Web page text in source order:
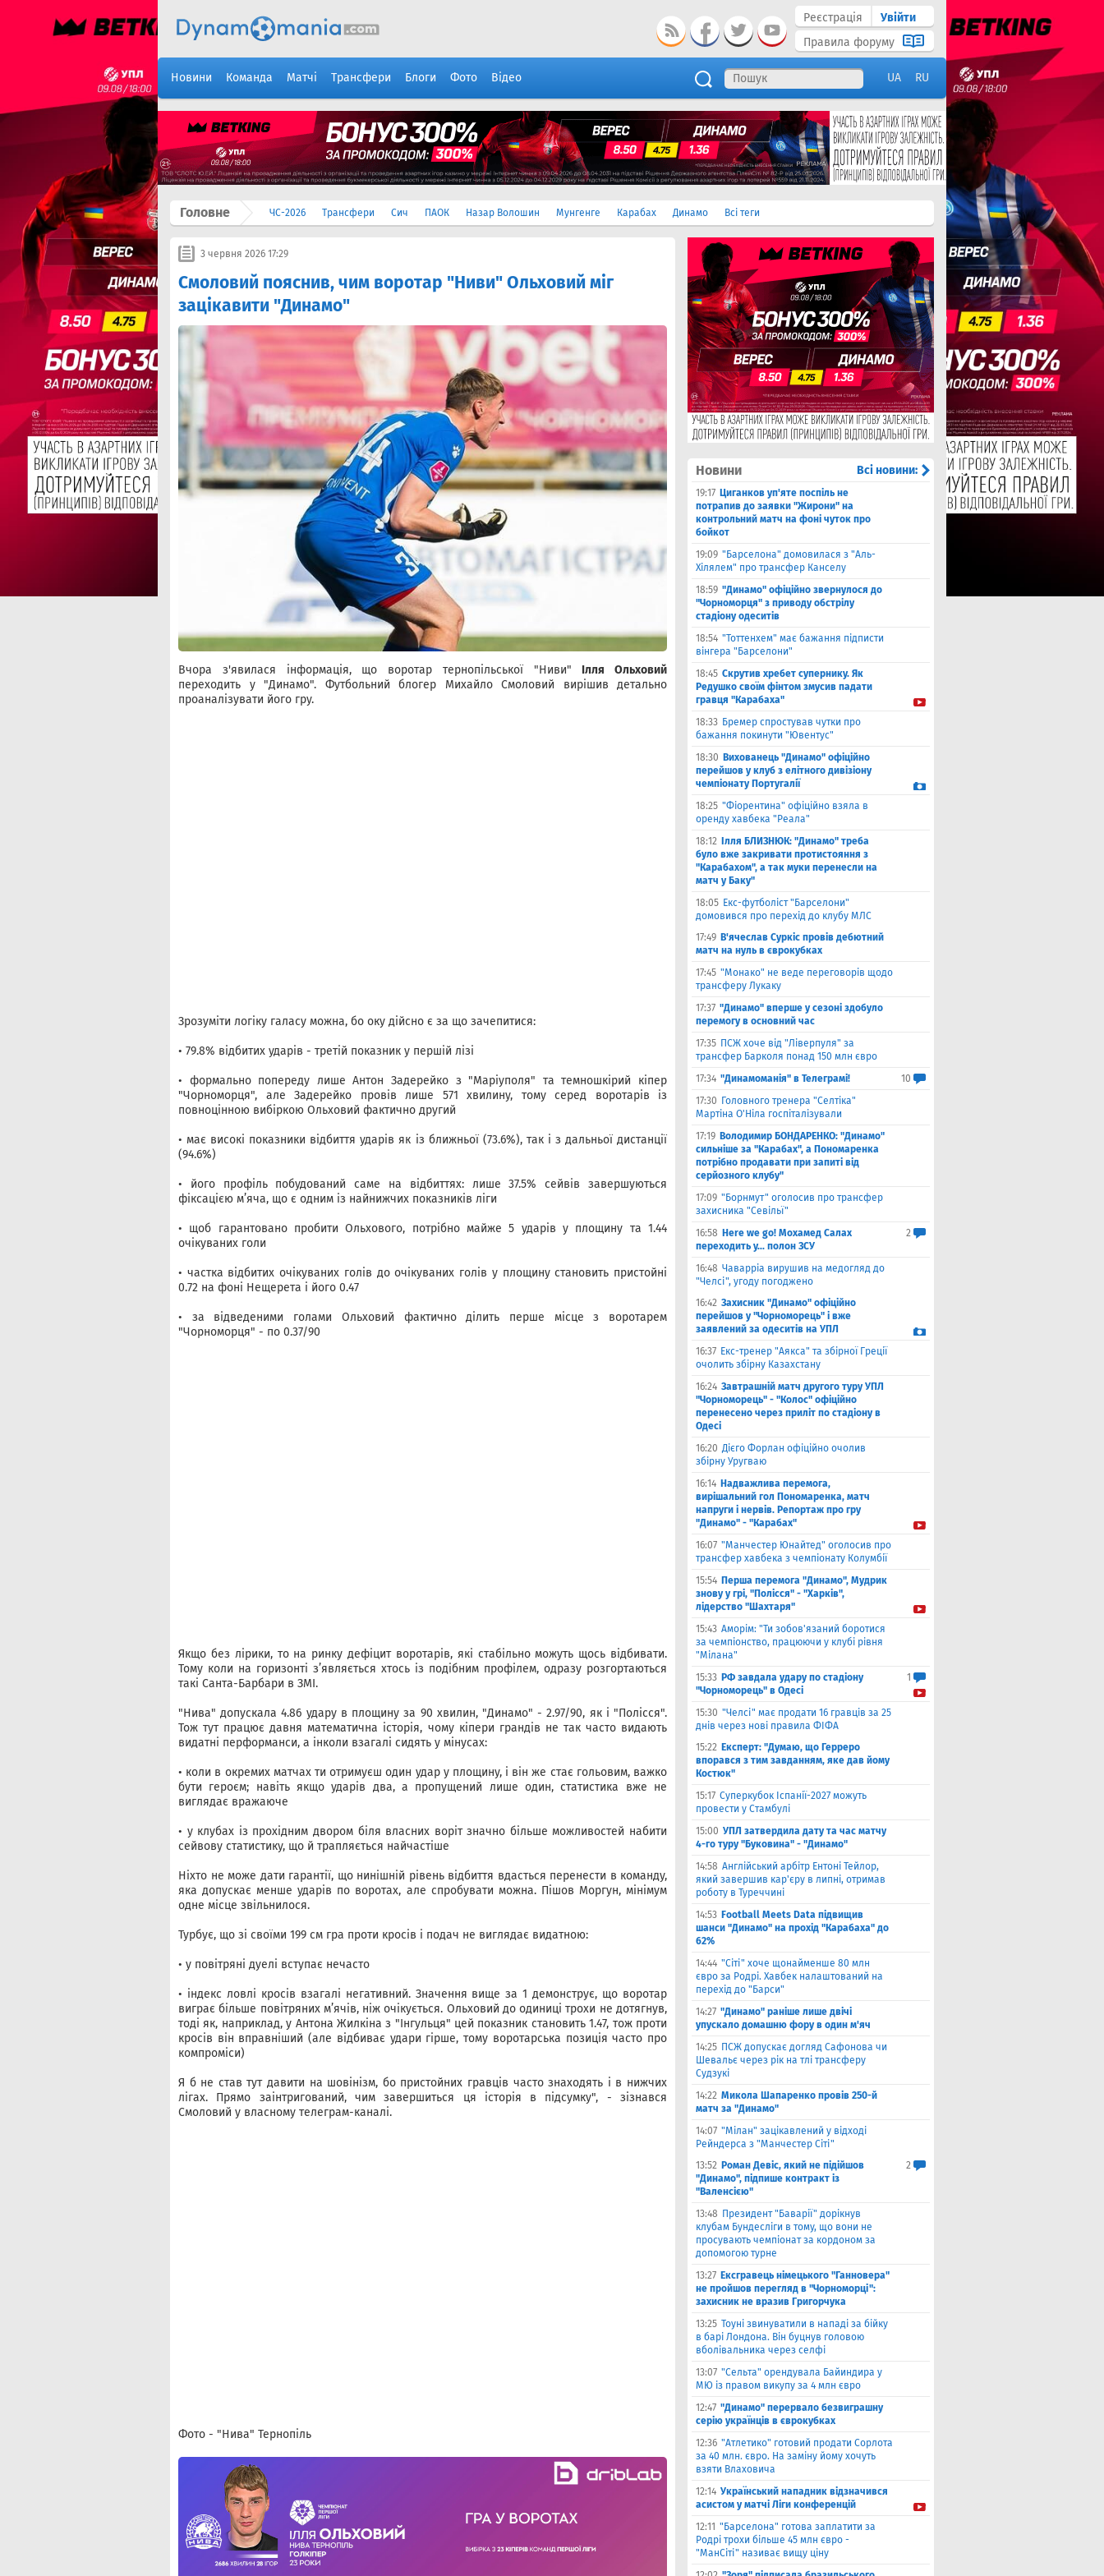
Реєстрація
Увійти
Правила форуму
Новини Команда Матчі Трансфери Блоги Фото Відео UA RU
Головне ЧС-2026 Трансфери Сич ПАОК Назар Волошин Мунгенге Карабах Динамо Всі теги
3 червня 2026 17:29
Смоловий пояснив, чим воротар "Ниви" Ольховий міг
зацікавити "Динамо"
Вчора з'явилася інформація, що воротар тернопільської "Ниви" Ілля Ольховий
переходить у "Динамо". Футбольний блогер Михайло Смоловий вирішив детально
проаналізувати його гру.
Зрозуміти логіку галасу можна, бо оку дійсно є за що зачепитися:
• 79.8% відбитих ударів - третій показник у першій лізі
• формально попереду лише Антон Задерейко з "Маріуполя" та темношкірий кіпер
"Чорноморця", але Задерейко провів лише 571 хвилину, тому серед воротарів із
повноцінною вибіркою Ольховий фактично другий
• має високі показники відбиття ударів як із ближньої (73.6%), так і з дальньої дистанції
(94.6%)
• його профіль побудований саме на відбиттях: лише 37.5% сейвів завершуються
фіксацією м’яча, що є одним із найнижчих показників ліги
• щоб гарантовано пробити Ольхового, потрібно майже 5 ударів у площину та 1.44
очікуваних голи
• частка відбитих очікуваних голів до очікуваних голів у площину становить пристойні
0.72 на фоні Нещерета і його 0.47
• за відведеними голами Ольховий фактично ділить перше місце з воротарем
"Чорноморця" - по 0.37/90
Якщо без лірики, то на ринку дефіцит воротарів, які стабільно можуть щось відбивати.
Тому коли на горизонті з’являється хтось із подібним профілем, одразу розгортаються
такі Санта-Барбари в ЗМІ.
"Нива" допускала 4.86 удару в площину за 90 хвилин, "Динамо" - 2.97/90, як і "Полісся".
Тож тут працює давня математична історія, чому кіпери грандів не так часто видають
видатні перформанси, а інколи взагалі сидять у мінусах:
• коли в окремих матчах ти отримуєш один удар у площину, і він же стає гольовим, важко
бути героєм; навіть якщо ударів два, а пропущений лише один, статистика вже не
виглядає вражаюче
• у клубах із прохідним двором біля власних воріт значно більше можливостей набити
сейвову статистику, що й трапляється найчастіше
Ніхто не може дати гарантії, що нинішній рівень відбиття вдасться перенести в команду,
яка допускає менше ударів по воротах, але спробувати можна. Пішов Моргун, мінімум
одне місце звільнилося.
Турбує, що зі своїми 199 см гра проти кросів і подач не виглядає видатною:
• у повітряні дуелі вступає нечасто
• індекс ловлі кросів взагалі негативний. Значення вище за 1 демонструє, що воротар
виграє більше повітряних м’ячів, ніж очікується. Ольховий до одиниці трохи не дотягнув,
тоді як, наприклад, у Антона Жилкіна з "Інгульця" цей показник становить 1.47, тож проти
кросів він вправніший (але відбиває удари гірше, тому воротарська позиція часто про
компроміси)
Я б не став тут давити на шовінізм, бо пристойних гравців часто знаходять і в нижчих
лігах. Прямо заінтригований, чим завершиться ця історія в підсумку", - зізнався
Смоловий у власному телеграм-каналі.
Фото - "Нива" Тернопіль
Новини Всі новини:
19:17 Циганков уп'яте поспіль не
потрапив до заявки "Жирони" на
контрольний матч на фоні чуток про
бойкот
19:09 "Барселона" домовилася з "Аль-
Хілялем" про трансфер Канселу
18:59 "Динамо" офіційно звернулося до
"Чорноморця" з приводу обстрілу
стадіону одеситів
18:54 "Тоттенхем" має бажання підписти
вінгера "Барселони"
18:45 Скрутив хребет супернику. Як
Редушко своїм фінтом змусив падати
гравця "Карабаха"
18:33 Бремер спростував чутки про
бажання покинути "Ювентус"
18:30 Вихованець "Динамо" офіційно
перейшов у клуб з елітного дивізіону
чемпіонату Португалії
18:25 "Фіорентина" офіційно взяла в
оренду хавбека "Реала"
18:12
Ілля БЛИЗНЮК: "Динамо" треба
було вже закривати протистояння з
"Карабахом", а так муки перенесли на
матч у Баку"
18:05 Екс-футболіст "Барселони"
домовився про перехід до клубу МЛС
17:49 В'ячеслав Суркіс провів дебютний
матч на нуль в єврокубках
17:45 "Монако" не веде переговорів щодо
трансферу Лукаку
17:37 "Динамо" вперше у сезоні здобуло
перемогу в основний час
17:35 ПСЖ хоче від "Ліверпуля" за
трансфер Барколя понад 150 млн євро
17:34 "Динамоманія" в Телеграмі!
10
17:30 Головного тренера "Селтіка"
Мартіна О'Ніла госпіталізували
17:19 Володимир БОНДАРЕНКО: "Динамо"
сильніше за "Карабах", а Пономаренка
потрібно продавати при запиті від
серйозного клубу"
17:09 "Борнмут" оголосив про трансфер
захисника "Севільї"
16:58 Here we go! Мохамед Салах
переходить у... полон ЗСУ
2
16:48 Чаварріа вирушив на медогляд до
"Челсі", угоду погоджено
16:42 Захисник "Динамо" офіційно
перейшов у "Чорноморець" і вже
заявлений за одеситів на УПЛ
16:37 Екс-тренер "Аякса" та збірної Греції
очолить збірну Казахстану
16:24 Завтрашній матч другого туру УПЛ
"Чорноморець" - "Колос" офіційно
перенесено через приліт по стадіону в
Одесі
16:20 Дієго Форлан офіційно очолив
збірну Уругваю
16:14 Надважлива перемога,
вирішальний гол Пономаренка, матч
напруги і нервів. Репортаж про гру
"Динамо" - "Карабах"
16:07 "Манчестер Юнайтед" оголосив про
трансфер хавбека з чемпіонату Колумбії
15:54 Перша перемога "Динамо", Мудрик
знову у грі, "Полісся" - "Харків",
лідерство "Шахтаря"
15:43 Аморім: "Ти зобов'язаний боротися
за чемпіонство, працюючи у клубі рівня
"Мілана"
15:33 РФ завдала удару по стадіону
"Чорноморець" в Одесі
1
15:30 "Челсі" має продати 16 гравців за 25
днів через нові правила ФІФА
15:22 Експерт: "Думаю, що Герреро
впорався з тим завданням, яке дав йому
Костюк"
15:17 Суперкубок Іспанії-2027 можуть
провести у Стамбулі
15:00 УПЛ затвердила дату та час матчу
4-го туру "Буковина" - "Динамо"
14:58 Англійський арбітр Ентоні Тейлор,
який завершив кар'єру в липні, отримав
роботу в Туреччині
14:53 Football Meets Data підвищив
шанси "Динамо" на прохід "Карабаха" до
62%
14:44 "Сіті" хоче щонайменше 80 млн
євро за Родрі. Хавбек налаштований на
перехід до "Барси"
14:27 "Динамо" раніше лише двічі
упускало домашню фору в один м'яч
14:25 ПСЖ допускає догляд Сафонова чи
Шевальє через рік на тлі трансферу
Судзукі
14:22 Микола Шапаренко провів 250-й
матч за "Динамо"
14:07 "Мілан" зацікавлений у відході
Рейндерса з "Манчестер Сіті"
13:52 Роман Девіс, який не підійшов
"Динамо", підпише контракт із
"Валенсією"
2
13:48 Президент "Баварії" дорікнув
клубам Бундесліги в тому, що вони не
просувають чемпіонат за кордоном за
допомогою турне
13:27 Ексгравець німецького "Ганновера"
не пройшов перегляд в "Чорноморці":
захисник не вразив Григорчука
13:25 Тоуні звинуватили в нападі за бійку
в барі Лондона. Він буцнув головою
вболівальника через селфі
13:07 "Сельта" орендувала Байиндира у
МЮ із правом викупу за 4 млн євро
12:47 "Динамо" перервало безвиграшну
серію українців в єврокубках
12:36 "Атлетико" готовий продати Сорлота
за 40 млн. євро. На заміну йому хочуть
взяти Влаховича
12:14 Український нападник відзначився
асистом у матчі Ліги конференцій
12:11 "Барселона" готова заплатити за
Родрі трохи більше 45 млн євро -
"МанСіті" називає вищу ціну